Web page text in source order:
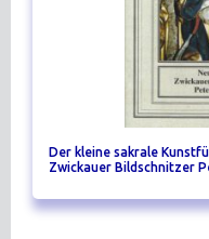
Der kleine sakrale
Zwickauer Bildschnitzer